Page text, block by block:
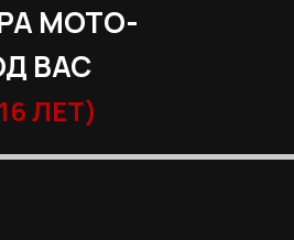
МОТО-
ВАС
ЛЕТ)